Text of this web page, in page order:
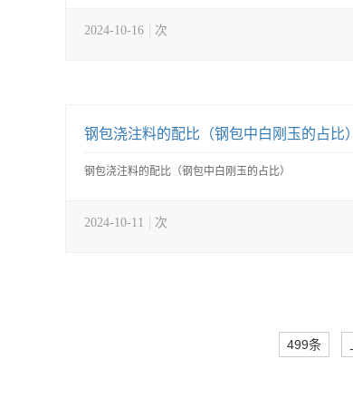
2024-10-16 次
钢包浇注料的配比（钢包中白刚玉的占比）
钢包浇注料的配比（钢包中白刚玉的占比）
2024-10-11 次
499条